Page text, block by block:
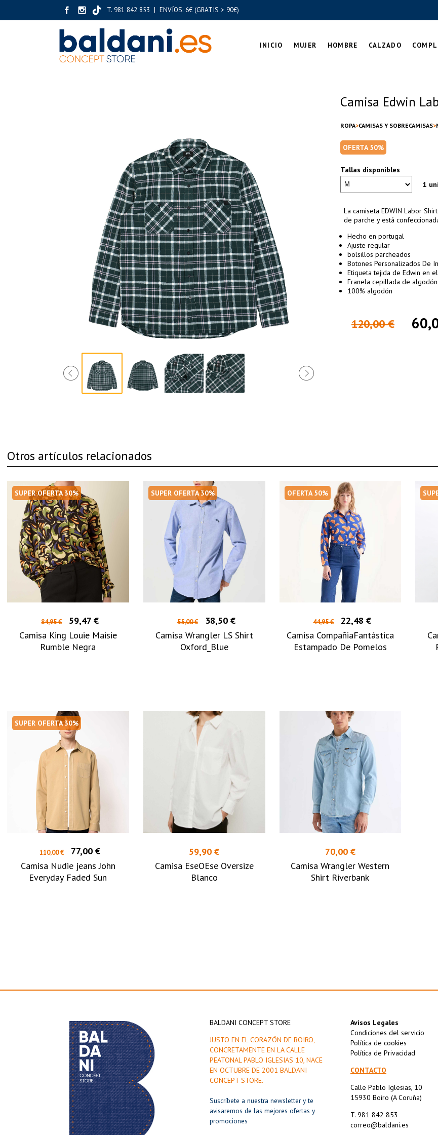
T. 981 842 853 | ENVÍOS: 6€ (GRATIS > 90€)
INICIO MUJER HOMBRE CALZADO
Camisa Edwin
ROPA CAMISAS Y SOBRECAMISAS
OFERTA 50%
Tallas disponibles
1
La camiseta EDWIN Labor
de parche y está
Hecho en portugal
Ajuste regular
bolsillos parcheados
Botones Personalizados De
Etiqueta tejida de Edwin en
Franela cepillada de
100% algodón
120,00 €
Otros artículos relacionados
SUPER OFERTA 30%
84,95 €
59,47 €
Camisa King Louie Maisie
Rumble Negra
SUPER OFERTA 30%
55,00 €
38,50 €
Camisa Wrangler LS Shirt
Oxford_Blue
OFERTA 50%
44,95 €
22,48 €
Camisa CompañiaFantástica
Estampado De Pomelos
SUPER OFERTA 30%
110,00 €
77,00 €
Camisa Nudie jeans John
Everyday Faded Sun
59,90 €
Camisa EseOEse Oversize
Blanco
70,00 €
Camisa Wrangler Western
Shirt Riverbank
BALDANI CONCEPT STORE
JUSTO EN EL CORAZÓN DE BOIRO,
CONCRETAMENTE EN LA CALLE
PEATONAL PABLO IGLESIAS 10, NACE
EN OCTUBRE DE 2001 BALDANI
CONCEPT STORE.
Suscríbete a nuestra newsletter y te
avisaremos de las mejores ofertas y
promociones
Avisos Legales
Condiciones del servicio
Política de cookies
Política de Privacidad
CONTACTO
Calle Pablo Iglesias, 10
15930 Boiro (A Coruña)
T. 981 842 853
correo@baldani.es